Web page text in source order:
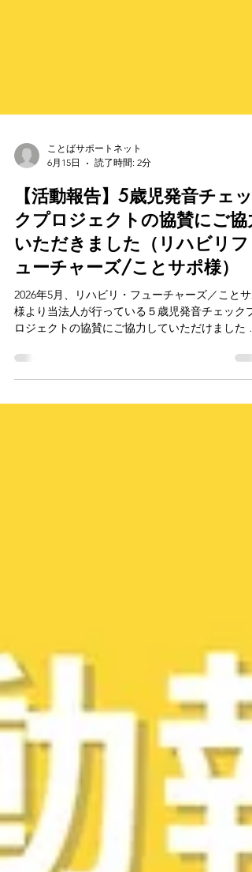
ことばサポートネット
6月15日
読了時間: 2分
【活動報告】5歳児発音チェッ
クプロジェクトの協賛にご協
いただきました（リハビリフ
ューチャーズ/ことサポ様）
様より当法人が行っている５歳児発音チェックプ
ロジェクトの協賛にご協力していただけました 。